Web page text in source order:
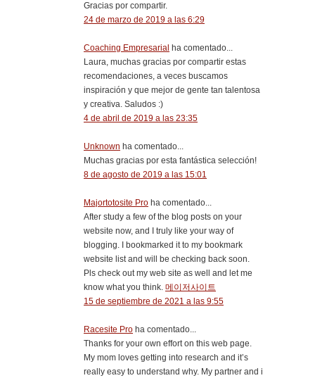
Gracias por compartir.
24 de marzo de 2019 a las 6:29
Coaching Empresarial ha comentado...
Laura, muchas gracias por compartir estas
recomendaciones, a veces buscamos
inspiración y que mejor de gente tan talentosa
y creativa. Saludos :)
4 de abril de 2019 a las 23:35
Unknown ha comentado...
Muchas gracias por esta fantástica selección!
8 de agosto de 2019 a las 15:01
Majortotosite Pro ha comentado...
After study a few of the blog posts on your
website now, and I truly like your way of
blogging. I bookmarked it to my bookmark
website list and will be checking back soon.
Pls check out my web site as well and let me
know what you think. 메이저사이트
15 de septiembre de 2021 a las 9:55
Racesite Pro ha comentado...
Thanks for your own effort on this web page.
My mom loves getting into research and it’s
really easy to understand why. My partner and i